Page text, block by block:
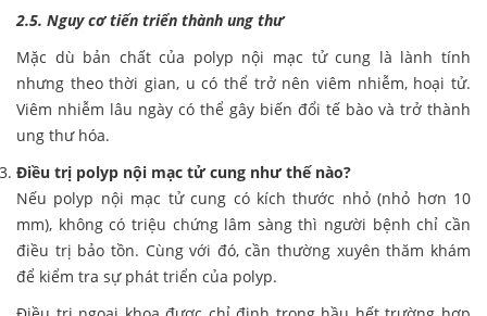
2.5. Nguy cơ tiến triển thành ung thư
Mặc dù bản chất của polyp nội mạc tử cung là lành tính
nhưng theo thời gian, u có thể trở nên viêm nhiễm, hoại tử.
Viêm nhiễm lâu ngày có thể gây biến đổi tế bào và trở thành
ung thư hóa.
Điều trị polyp nội mạc tử cung như thế nào?
Nếu polyp nội mạc tử cung có kích thước nhỏ (nhỏ hơn 10
mm), không có triệu chứng lâm sàng thì người bệnh chỉ cần
điều trị bảo tồn. Cùng với đó, cần thường xuyên thăm khám
để kiểm tra sự phát triển của polyp.